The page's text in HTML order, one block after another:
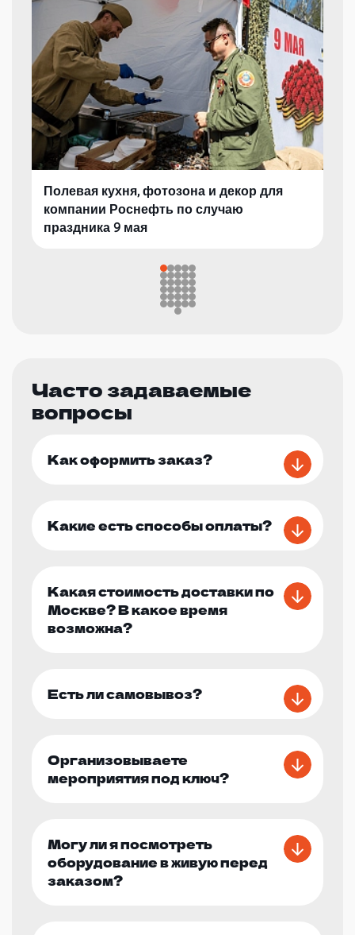
Полевая кухня, фотозона и декор для
компании Роснефть по случаю
праздника 9 мая
Часто задаваемые
вопросы
Как оформить заказ?
Какие есть способы оплаты?
Какая стоимость доставки по
Москве? В какое время
возможна?
Есть ли самовывоз?
Организовываете
мероприятия под ключ?
Могу ли я посмотреть
оборудование в живую перед
заказом?